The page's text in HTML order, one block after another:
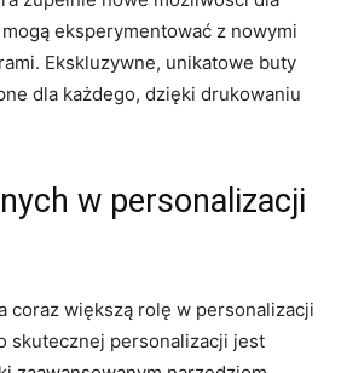
eksperymentować z nowymi
⁣Ekskluzywne,⁤ unikatowe‍ buty
dla ⁤każdego, ​dzięki drukowaniu
w personalizacji
coraz⁢ większą rolę w personalizacji
skutecznej personalizacji⁣ jest⁣